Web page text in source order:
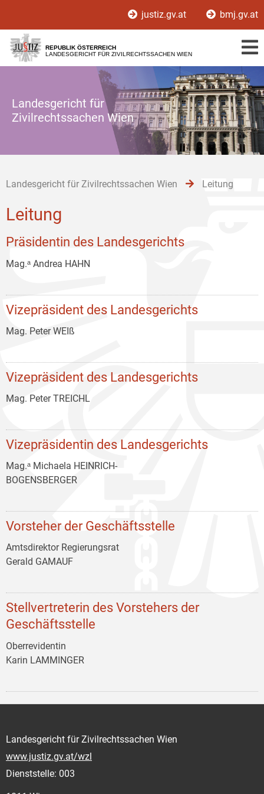
[1]
[2]
[3]
justiz.gv.at bmj.gv.at
REPUBLIK ÖSTERREICH
LANDESGERICHT FÜR ZIVILRECHTSSACHEN WIEN
Landesgericht für
Zivilrechtssachen Wien
Landesgericht für Zivilrechtssachen Wien Leitung
Leitung
Präsidentin des Landesgerichts
Mag.ᵃ Andrea HAHN
Vizepräsident des Landesgerichts
Mag. Peter WEIß
Vizepräsident des Landesgerichts
Mag. Peter TREICHL
Vizepräsidentin des Landesgerichts
Mag.ᵃ Michaela HEINRICH-
BOGENSBERGER
Vorsteher der Geschäftsstelle
Amtsdirektor Regierungsrat
Gerald GAMAUF
Stellvertreterin des Vorstehers der
Geschäftsstelle
Oberrevidentin
Karin LAMMINGER
Landesgericht für Zivilrechtssachen Wien
www.justiz.gv.at/wzl
Dienststelle: 003